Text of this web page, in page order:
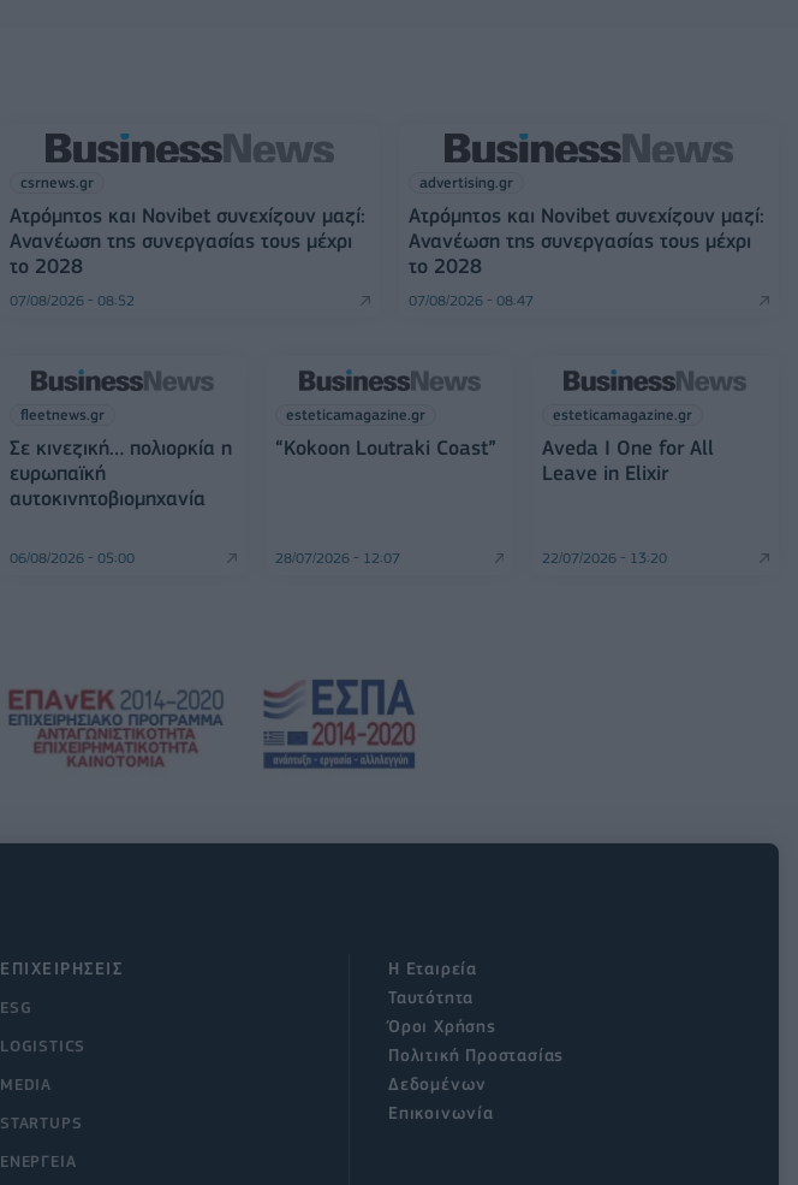
csrnews.gr
Ατρόμητος και Novibet συνεχίζουν μαζί:
Ανανέωση της συνεργασίας τους μέχρι
το 2028
07/08/2026 - 08:52
advertising.gr
Ατρόμητος και Novibet συνεχίζουν μαζί:
Ανανέωση της συνεργασίας τους μέχρι
το 2028
07/08/2026 - 08:47
fleetnews.gr
Σε κινεζική… πολιορκία η
ευρωπαϊκή
αυτοκινητοβιομηχανία
06/08/2026 - 05:00
esteticamagazine.gr
“Kokoon Loutraki Coast”
28/07/2026 - 12:07
esteticamagazine.gr
Aveda I One for All
Leave in Elixir
22/07/2026 - 13:20
ΕΠΙΧΕΙΡΗΣΕΙΣ
ESG
LOGISTICS
MEDIA
STARTUPS
ΕΝΕΡΓΕΙΑ
Η Εταιρεία
Ταυτότητα
Όροι Χρήσης
Πολιτική Προστασίας
Δεδομένων
Επικοινωνία